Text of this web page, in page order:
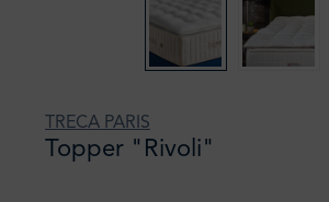
TRECA PARIS
Topper "Rivoli"